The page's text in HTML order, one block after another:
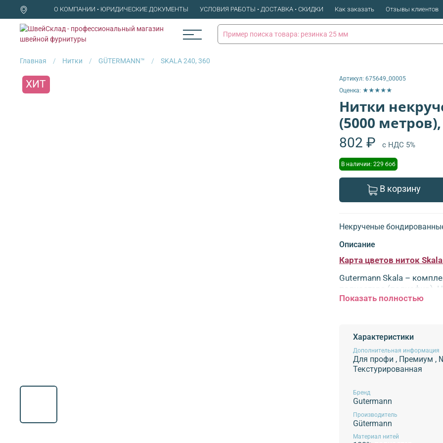
О КОМПАНИИ • ЮРИДИЧЕСКИЕ ДОКУМЕНТЫ УСЛОВИЯ РАБОТЫ • ДОСТАВКА • СКИДКИ Как заказать Отзывы клиентов
Главная Нитки GÜTERMANN™ SKALA 240, 360
ХИТ Артикул: 675649_00005
Оценка: ★★★★★
Нитки
(5000
802 ₽ с НДС 5%
В наличии: 229 боб
В корзину
Некрученые
Описание
Карта цветов ниток
Gutermann Skala –
полиэстера (полиэфир).
любых цветов, что
износостойкость
производятся по
усадки, равномерные по
прочные швы. Толщина:
наметочных швов; •
Обязательной сертификации не
Показать полностью
Характеристики
Дополнительная информация
Для профи , Премиум ,
Текстурированная
Бренд
Gutermann
Производитель
Gütermann
Материал нитей